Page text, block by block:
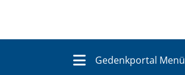
Gedenkportal Menü